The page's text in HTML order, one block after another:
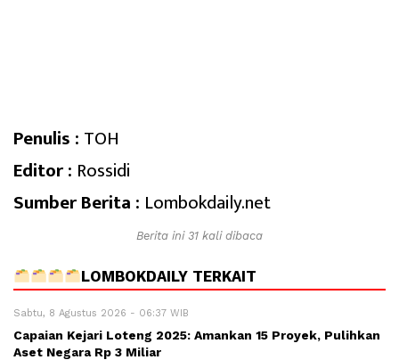
Penulis : TOH
Editor : Rossidi
Sumber Berita : Lombokdaily.net
Berita ini 31 kali dibaca
LOMBOKDAILY TERKAIT
Sabtu, 8 Agustus 2026 - 06:37 WIB
Capaian Kejari Loteng 2025: Amankan 15 Proyek, Pulihkan
Aset Negara Rp 3 Miliar